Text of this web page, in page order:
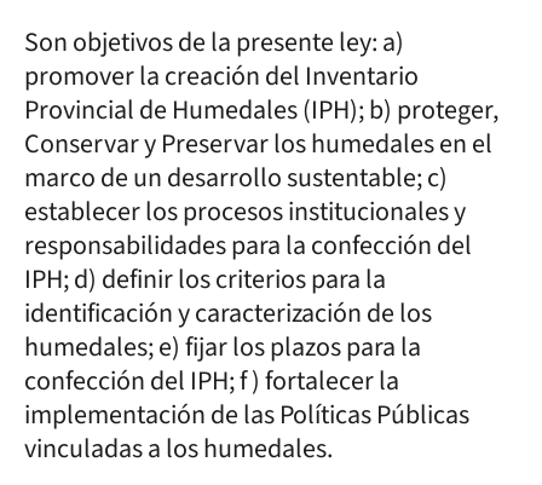
Son objetivos de la presente ley: a)
promover la creación del Inventario
Provincial de Humedales (IPH); b) proteger,
Conservar y Preservar los humedales en el
marco de un desarrollo sustentable; c)
establecer los procesos institucionales y
responsabilidades para la confección del
IPH; d) definir los criterios para la
identificación y caracterización de los
humedales; e) fijar los plazos para la
confección del IPH; f ) fortalecer la
implementación de las Políticas Públicas
vinculadas a los humedales.